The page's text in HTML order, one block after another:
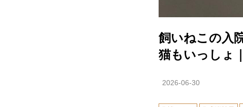
飼いねこの入
猫もいっしょ
2026-06-30